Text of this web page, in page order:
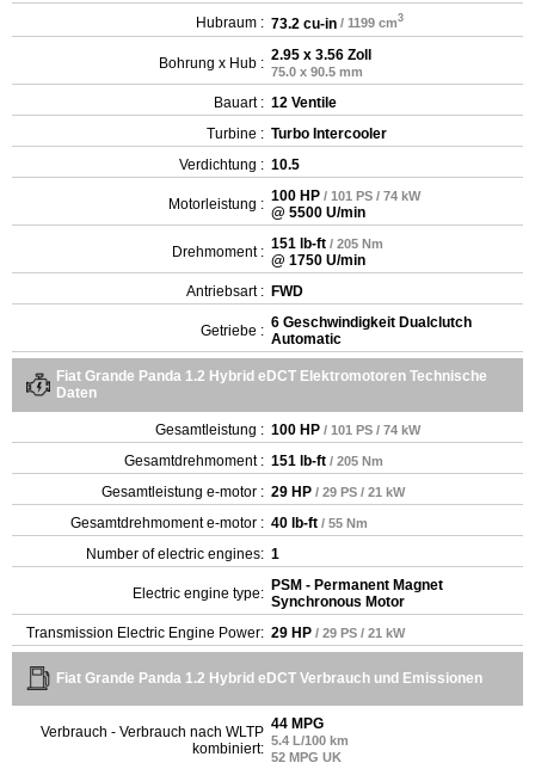
Hubraum : 73.2 cu-in / 1199 cm3
Bohrung x Hub : 2.95 x 3.56 Zoll
75.0 x 90.5 mm
Bauart : 12 Ventile
Turbine : Turbo Intercooler
Verdichtung : 10.5
Motorleistung : 100 HP / 101 PS / 74 kW
@ 5500 U/min
Drehmoment : 151 lb-ft / 205 Nm
@ 1750 U/min
Antriebsart : FWD
Getriebe : 6 Geschwindigkeit Dualclutch
Automatic
Fiat Grande Panda 1.2 Hybrid eDCT Elektromotoren Technische
Daten
Gesamtleistung : 100 HP / 101 PS / 74 kW
Gesamtdrehmoment : 151 lb-ft / 205 Nm
Gesamtleistung e-motor : 29 HP / 29 PS / 21 kW
Gesamtdrehmoment e-motor : 40 lb-ft / 55 Nm
Number of electric engines: 1
Electric engine type: PSM - Permanent Magnet
Synchronous Motor
Transmission Electric Engine Power: 29 HP / 29 PS / 21 kW
Fiat Grande Panda 1.2 Hybrid eDCT Verbrauch und Emissionen
Verbrauch - Verbrauch nach WLTP
kombiniert:
44 MPG
5.4 L/100 km
52 MPG UK